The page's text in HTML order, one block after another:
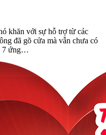
khăn với sự hỗ trợ từ các
đã gõ cửa mà vẫn chưa có
7 ứng…